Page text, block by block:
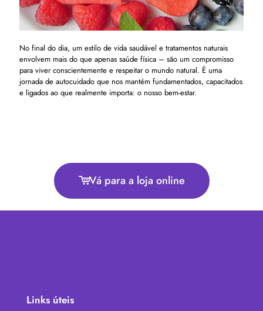
No final do dia, um estilo de vida saudável e tratamentos naturais
envolvem mais do que apenas saúde física – são um compromisso
para viver conscientemente e respeitar o mundo natural. É uma
jornada de autocuidado que nos mantém fundamentados, capacitados
e ligados ao que realmente importa: o nosso bem-estar.
Vá para a loja online
Links úteis